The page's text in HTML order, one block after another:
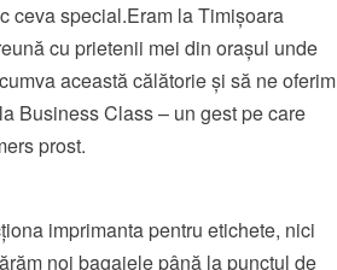
ceva special.Eram la Timișoara
cu prietenii mei din orașul unde
această călătorie și să ne oferim
Business Class – un gest pe care
prost.
imprimanta pentru etichete, nici
noi bagajele până la punctul de